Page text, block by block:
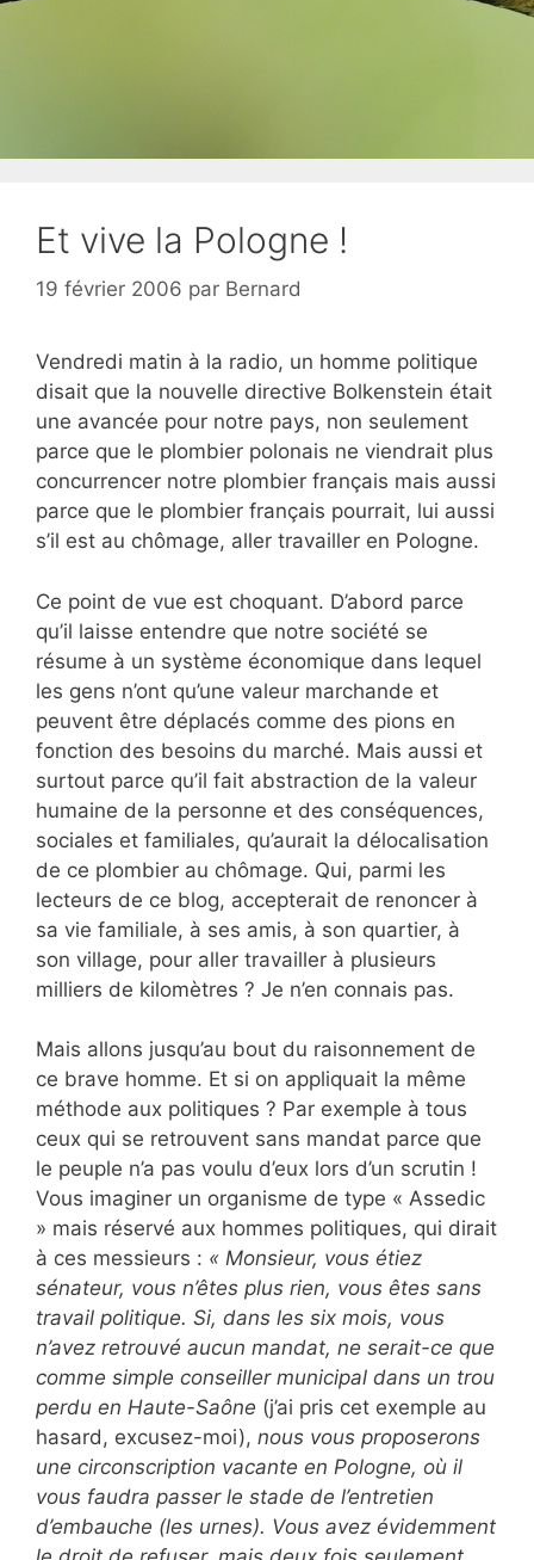
Et vive la Pologne !
19 février 2006 par Bernard
Vendredi matin à la radio, un homme politique
disait que la nouvelle directive Bolkenstein était
une avancée pour notre pays, non seulement
parce que le plombier polonais ne viendrait plus
concurrencer notre plombier français mais aussi
parce que le plombier français pourrait, lui aussi
s’il est au chômage, aller travailler en Pologne.
Ce point de vue est choquant. D’abord parce
qu’il laisse entendre que notre société se
résume à un système économique dans lequel
les gens n’ont qu’une valeur marchande et
peuvent être déplacés comme des pions en
fonction des besoins du marché. Mais aussi et
surtout parce qu’il fait abstraction de la valeur
humaine de la personne et des conséquences,
sociales et familiales, qu’aurait la délocalisation
de ce plombier au chômage. Qui, parmi les
lecteurs de ce blog, accepterait de renoncer à
sa vie familiale, à ses amis, à son quartier, à
son village, pour aller travailler à plusieurs
milliers de kilomètres ? Je n’en connais pas.
Mais allons jusqu’au bout du raisonnement de
ce brave homme. Et si on appliquait la même
méthode aux politiques ? Par exemple à tous
ceux qui se retrouvent sans mandat parce que
le peuple n’a pas voulu d’eux lors d’un scrutin !
Vous imaginer un organisme de type « Assedic
» mais réservé aux hommes politiques, qui dirait
à ces messieurs : « Monsieur, vous étiez
sénateur, vous n’êtes plus rien, vous êtes sans
travail politique. Si, dans les six mois, vous
n’avez retrouvé aucun mandat, ne serait-ce que
comme simple conseiller municipal dans un trou
perdu en Haute-Saône (j’ai pris cet exemple au
hasard, excusez-moi), nous vous proposerons
une circonscription vacante en Pologne, où il
vous faudra passer le stade de l’entretien
d’embauche (les urnes). Vous avez évidemment